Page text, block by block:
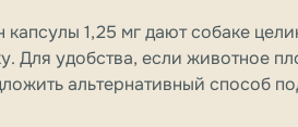
капсулы 1,25 мг дают собаке
Для удобства, если животное
альтернативный способ